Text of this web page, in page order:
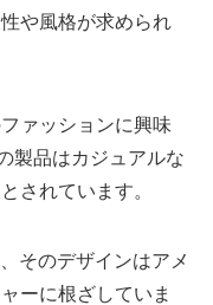
や風格が求められ
ァッションに興味
製品はカジュアルな
されています。
そのデザインはアメ
ーに根ざしていま